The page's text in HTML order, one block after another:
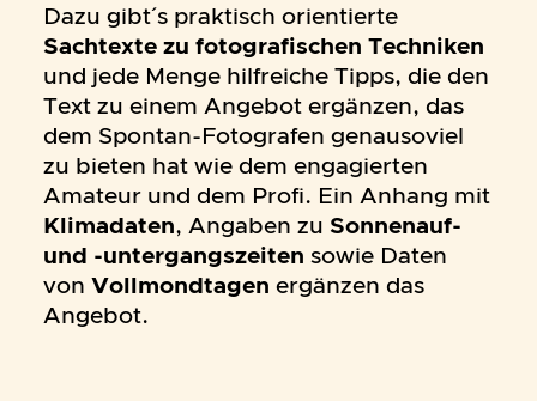
Dazu gibt´s praktisch orientierte
Sachtexte zu fotografischen Techniken
und jede Menge hilfreiche Tipps, die den
Text zu einem Angebot ergänzen, das
dem Spontan-Fotografen genausoviel
zu bieten hat wie dem engagierten
Amateur und dem Profi. Ein Anhang mit
Klimadaten, Angaben zu Sonnenauf-
und -untergangszeiten sowie Daten
vonVollmondtagen ergänzen das
Angebot.